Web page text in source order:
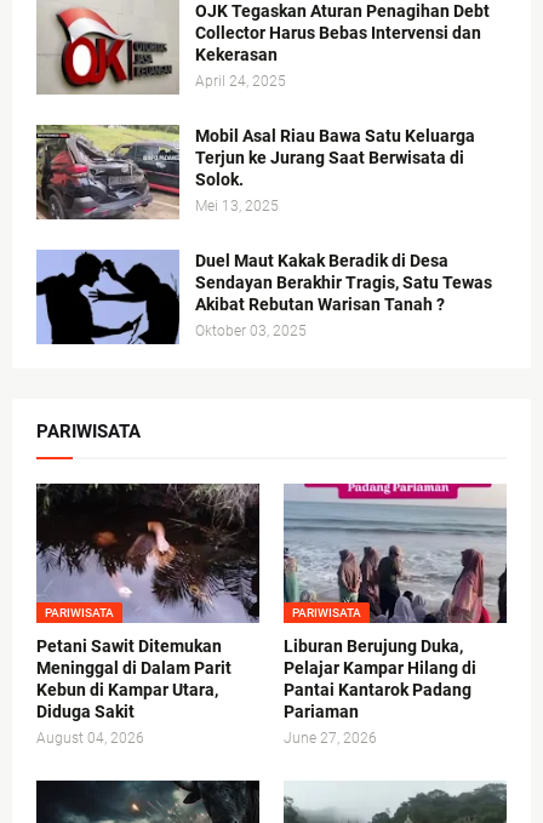
OJK Tegaskan Aturan Penagihan Debt
Collector Harus Bebas Intervensi dan
Kekerasan
April 24, 2025
Mobil Asal Riau Bawa Satu Keluarga
Terjun ke Jurang Saat Berwisata di
Solok.
Mei 13, 2025
Duel Maut Kakak Beradik di Desa
Sendayan Berakhir Tragis, Satu Tewas
Akibat Rebutan Warisan Tanah ?
Oktober 03, 2025
PARIWISATA
PARIWISATA
Petani Sawit Ditemukan
Meninggal di Dalam Parit
Kebun di Kampar Utara,
Diduga Sakit
August 04, 2026
PARIWISATA
Liburan Berujung Duka,
Pelajar Kampar Hilang di
Pantai Kantarok Padang
Pariaman
June 27, 2026